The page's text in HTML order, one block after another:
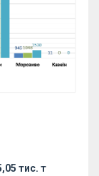
тис. т